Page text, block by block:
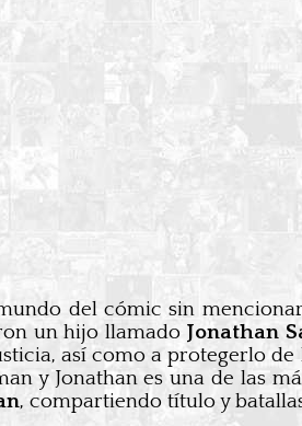
del cómic sin
un hijo llamado Jonathan
así como a protegerlo
y Jonathan es una de las
, compartiendo título y